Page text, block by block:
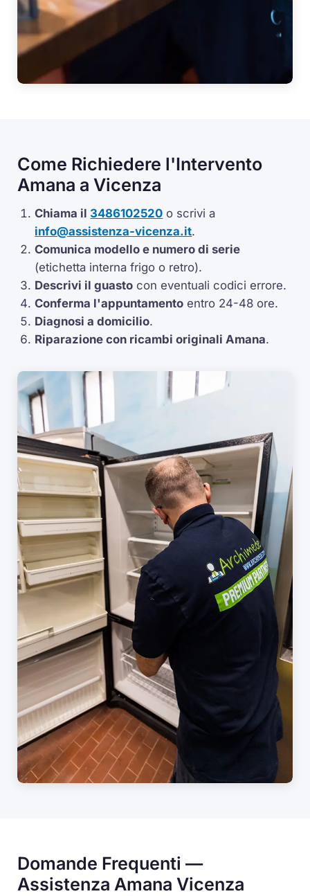
Come Richiedere l'Intervento
Amana a Vicenza
Chiama il 3486102520 o scrivi a
info@assistenza-vicenza.it.
Comunica modello e numero di serie
(etichetta interna frigo o retro).
Descrivi il guasto con eventuali codici errore.
Conferma l'appuntamento entro 24-48 ore.
Diagnosi a domicilio.
Riparazione con ricambi originali Amana.
Domande Frequenti —
Assistenza Amana Vicenza